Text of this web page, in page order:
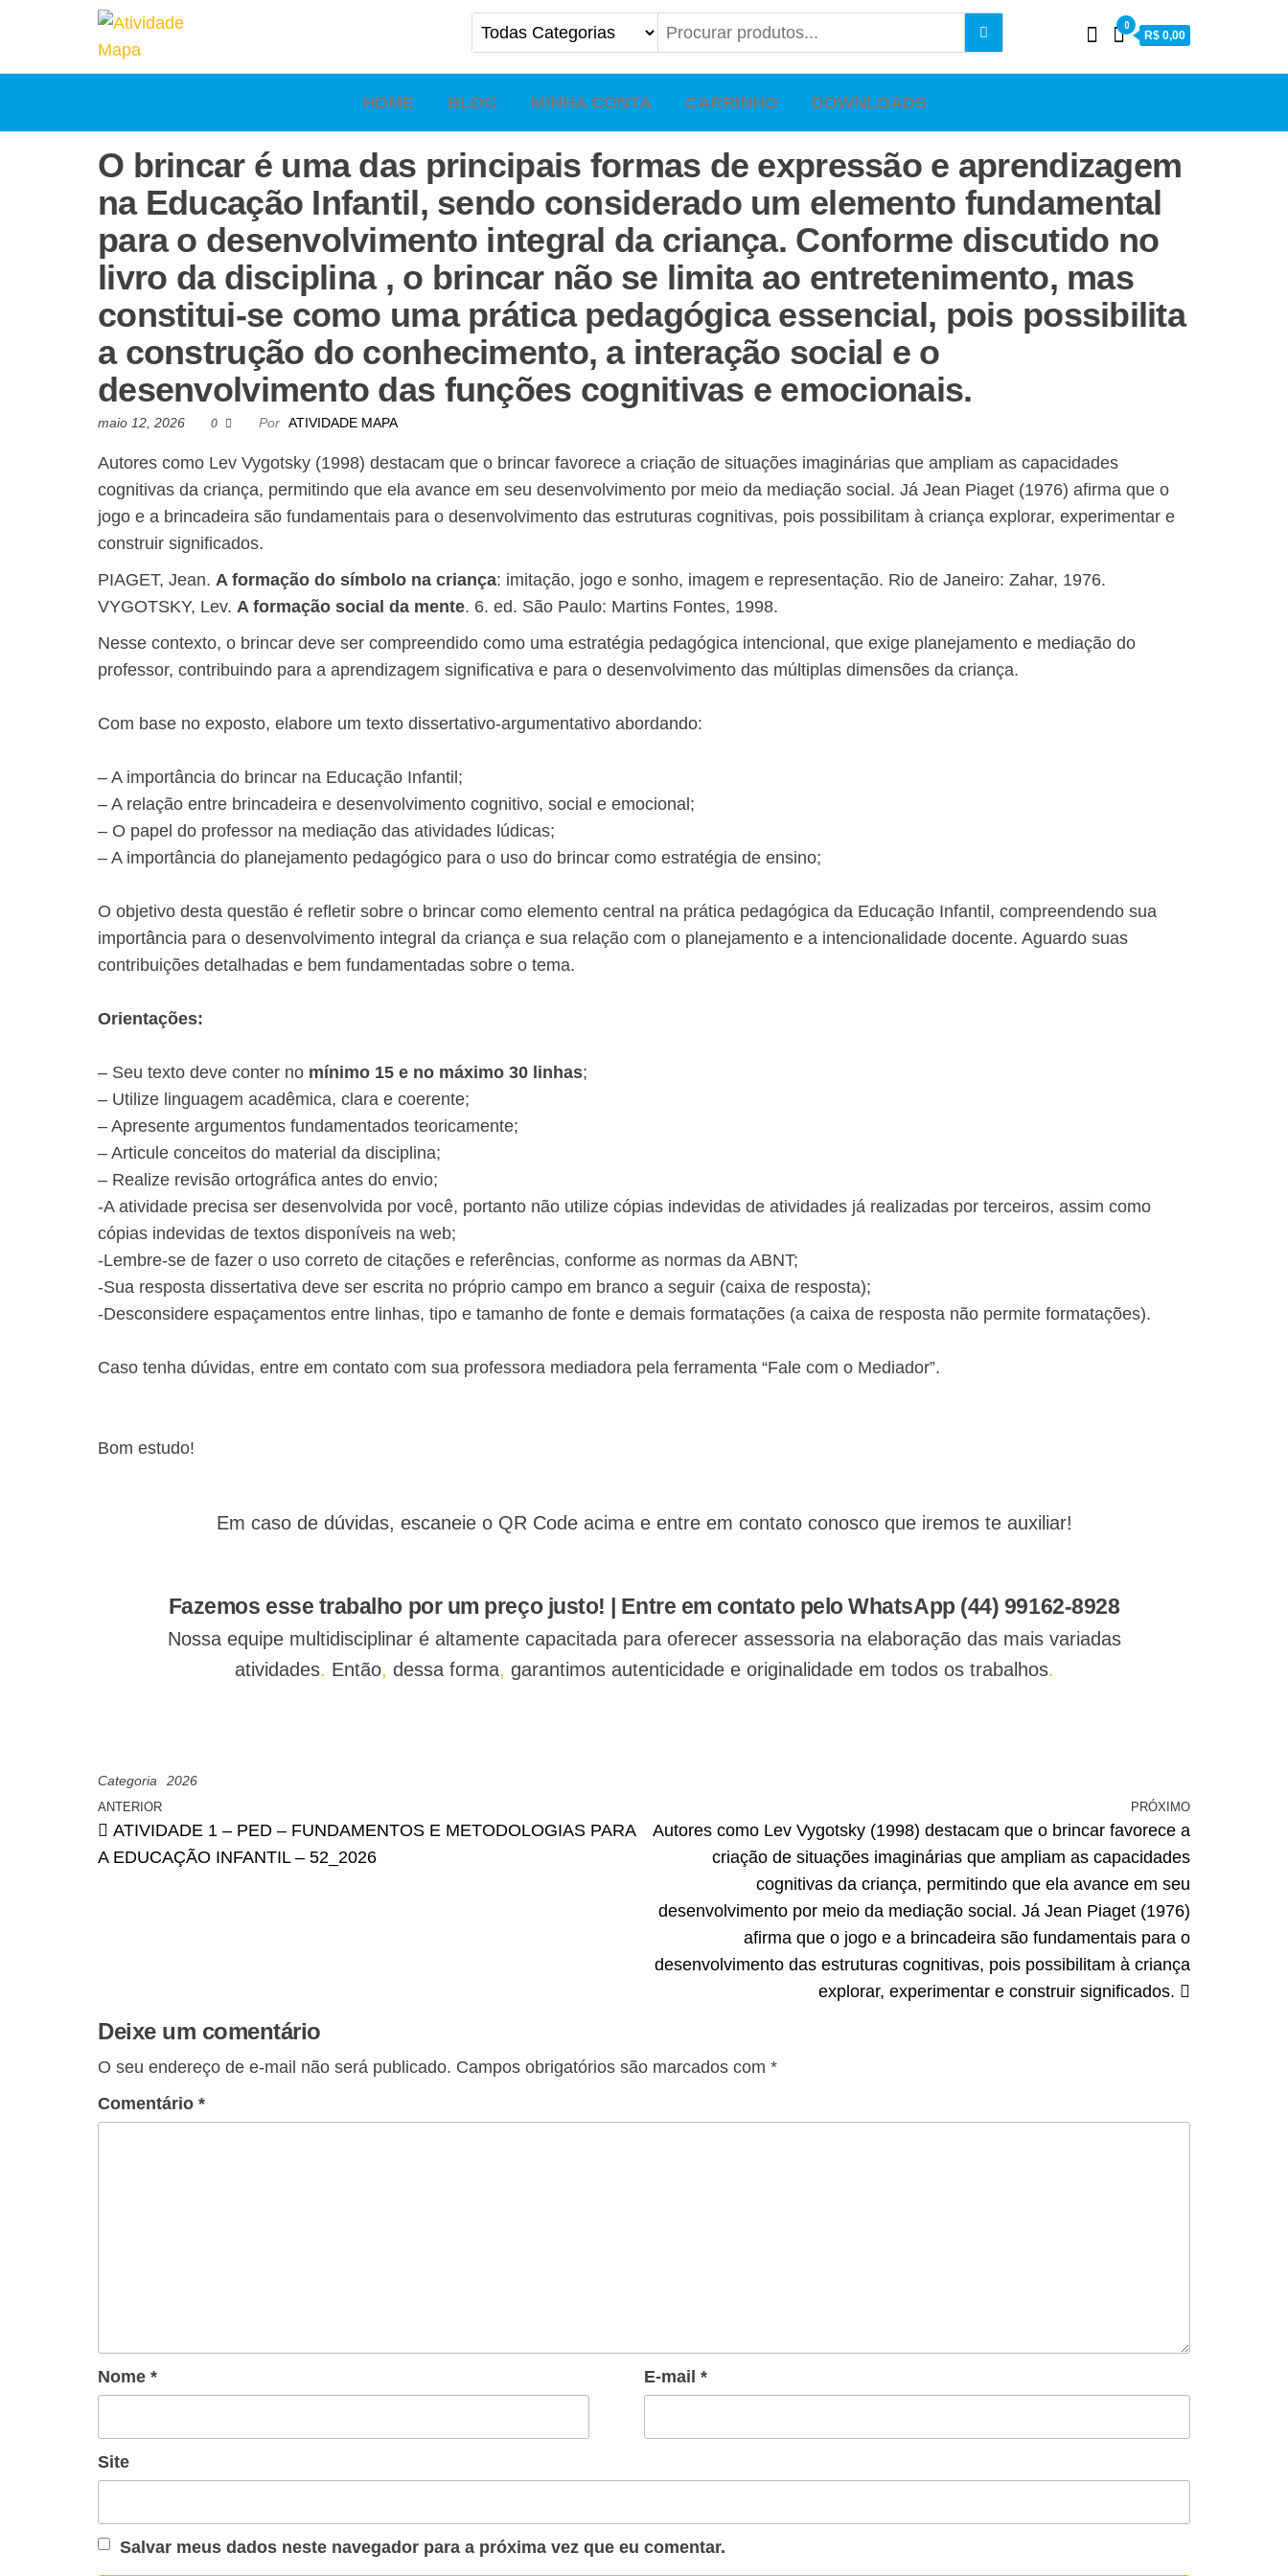
0
R$ 0,00
HOME BLOG MINHA CONTA CARRINHO DOWNLOADS
O brincar é uma das principais formas de expressão e aprendizagem
na Educação Infantil, sendo considerado um elemento fundamental
para o desenvolvimento integral da criança. Conforme discutido no
livro da disciplina , o brincar não se limita ao entretenimento, mas
constitui-se como uma prática pedagógica essencial, pois possibilita
a construção do conhecimento, a interação social e o
desenvolvimento das funções cognitivas e emocionais.
maio 12, 2026 0 Por ATIVIDADE MAPA
Autores como Lev Vygotsky (1998) destacam que o brincar favorece a criação de situações imaginárias que ampliam as capacidades
cognitivas da criança, permitindo que ela avance em seu desenvolvimento por meio da mediação social. Já Jean Piaget (1976) afirma que o
jogo e a brincadeira são fundamentais para o desenvolvimento das estruturas cognitivas, pois possibilitam à criança explorar, experimentar e
construir significados.
PIAGET, Jean. A formação do símbolo na criança: imitação, jogo e sonho, imagem e representação. Rio de Janeiro: Zahar, 1976.
​​VYGOTSKY, Lev. A formação social da mente. 6. ed. São Paulo: Martins Fontes, 1998.
Nesse contexto, o brincar deve ser compreendido como uma estratégia pedagógica intencional, que exige planejamento e mediação do
professor, contribuindo para a aprendizagem significativa e para o desenvolvimento das múltiplas dimensões da criança.
Com base no exposto, elabore um texto dissertativo-argumentativo abordando:
– A importância do brincar na Educação Infantil;
– A relação entre brincadeira e desenvolvimento cognitivo, social e emocional;
– O papel do professor na mediação das atividades lúdicas;
– A importância do planejamento pedagógico para o uso do brincar como estratégia de ensino;
O objetivo desta questão é refletir sobre o brincar como elemento central na prática pedagógica da Educação Infantil, compreendendo sua
importância para o desenvolvimento integral da criança e sua relação com o planejamento e a intencionalidade docente. Aguardo suas
contribuições detalhadas e bem fundamentadas sobre o tema.​
​Orientações:
– Seu texto deve conter no mínimo 15 e no máximo 30 linhas;
– Utilize linguagem acadêmica, clara e coerente;
– Apresente argumentos fundamentados teoricamente;
– Articule conceitos do material da disciplina;
– Realize revisão ortográfica antes do envio;
-​A atividade precisa ser desenvolvida por você, portanto não utilize cópias indevidas de atividades já realizadas por terceiros, assim como
cópias indevidas de textos disponíveis na web;
-Lembre-se de fazer o uso correto de citações e referências, conforme as normas da ABNT;
-Sua resposta dissertativa deve ser escrita no próprio campo em branco a seguir (caixa de resposta);
-Desconsidere espaçamentos entre linhas, tipo e tamanho de fonte e demais formatações (a caixa de resposta não permite formatações).
Caso tenha dúvidas, entre em contato com sua professora mediadora pela ferramenta “Fale com o Mediador”.
​Bom estudo!
Em caso de dúvidas, escaneie o QR Code acima e entre em contato conosco que iremos te auxiliar!
Fazemos esse trabalho por um preço justo! | Entre em contato pelo WhatsApp (44) 99162-8928
Nossa equipe multidisciplinar é altamente capacitada para oferecer assessoria na elaboração das mais variadas
atividades. Então, dessa forma, garantimos autenticidade e originalidade em todos os trabalhos.
Categoria 2026
ANTERIOR
ATIVIDADE 1 – PED – FUNDAMENTOS E METODOLOGIAS PARA
A EDUCAÇÃO INFANTIL – 52_2026
PRÓXIMO
Autores como Lev Vygotsky (1998) destacam que o brincar favorece a
criação de situações imaginárias que ampliam as capacidades
cognitivas da criança, permitindo que ela avance em seu
desenvolvimento por meio da mediação social. Já Jean Piaget (1976)
afirma que o jogo e a brincadeira são fundamentais para o
desenvolvimento das estruturas cognitivas, pois possibilitam à criança
explorar, experimentar e construir significados.
Deixe um comentário
O seu endereço de e-mail não será publicado. Campos obrigatórios são marcados com *
Comentário *
Nome * E-mail *
Site
Salvar meus dados neste navegador para a próxima vez que eu comentar.